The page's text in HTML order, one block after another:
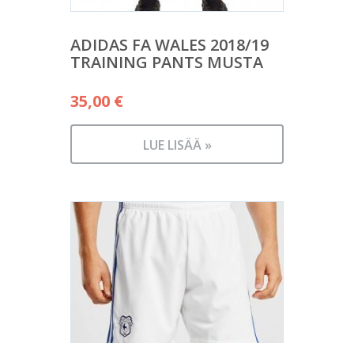
ADIDAS FA WALES 2018/19
TRAINING PANTS MUSTA
35,00 €
LUE LISÄÄ »